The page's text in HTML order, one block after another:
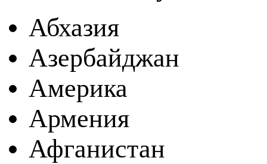
Абхазия
Азербайджан
Америка
Армения
Афганистан